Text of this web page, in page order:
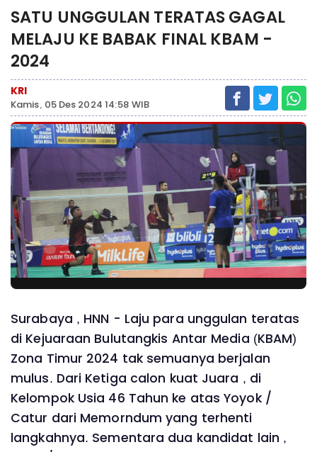
SATU UNGGULAN TERATAS GAGAL
MELAJU KE BABAK FINAL KBAM -
2024
KRI
Kamis, 05 Des 2024 14:58 WIB
Surabaya , HNN - Laju para unggulan teratas
di Kejuaraan Bulutangkis Antar Media (KBAM)
Zona Timur 2024 tak semuanya berjalan
mulus. Dari Ketiga calon kuat Juara , di
Kelompok Usia 46 Tahun ke atas Yoyok /
Catur dari Memorndum yang terhenti
langkahnya. Sementara dua kandidat lain ,